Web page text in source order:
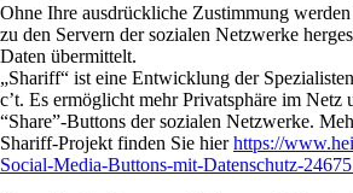
Ohne Ihre ausdrückliche Zustimmung
zu den Servern der sozialen Netzwerke
Daten übermittelt.
„Shariff“ ist eine Entwicklung der
c’t. Es ermöglicht mehr Privatsphäre im Netz
“Share”-Buttons der sozialen Netzwerke.
Shariff-Projekt finden Sie hierhttps://
Social-Media-Buttons-mit-Datenschutz-